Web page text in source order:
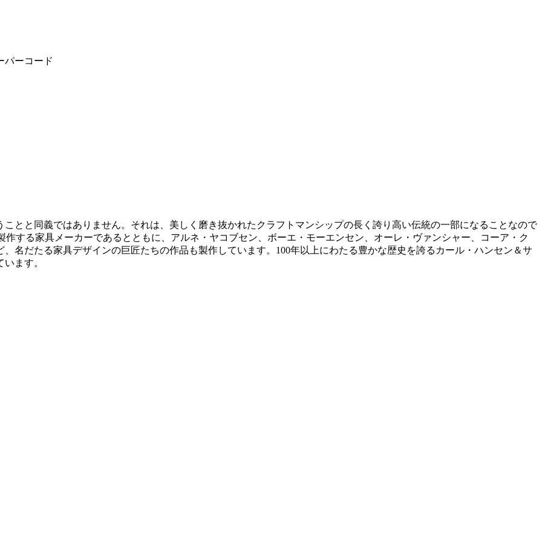
パーコード
とと同義ではありません。それは、美しく磨き抜かれたクラフトマンシップの長く誇り高い伝統の一部になることなので
する家具メーカーであるとともに、アルネ・ヤコブセン、ボーエ・モーエンセン、オーレ・ヴァンシャー、コーア・ク
名だたる家具デザインの巨匠たちの作品も製作しています。100年以上にわたる豊かな歴史を誇るカール・ハンセン＆サ
ます。